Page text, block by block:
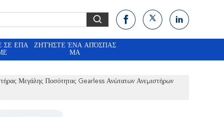
ΣΕ ΕΠΑ
ΖΗΤΉΣΤΕ ΈΝΑ ΑΠΌΣΠΑΣ
ΜΑ
Μεγάλης Ποσότητας Gearless Ανώτατων Ανεμιστήρων